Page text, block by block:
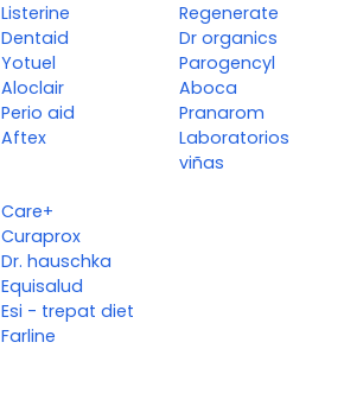
Listerine
Dentaid
Yotuel
Aloclair
Perio aid
Aftex
Regenerate
Dr organics
Parogencyl
Aboca
Pranarom
Laboratorios
viñas
Care+
Curaprox
Dr. hauschka
Equisalud
Esi - trepat diet
Farline